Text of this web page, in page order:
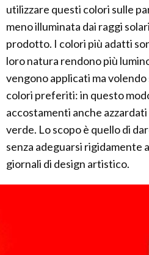
utilizzare questi colori sulle
meno illuminata dai raggi
prodotto. I colori più adatti
loro natura rendono più
vengono applicati ma
colori preferiti: in questo
accostamenti anche
verde. Lo scopo è quello di
senza adeguarsi rigidamente
giornali di design artistico.